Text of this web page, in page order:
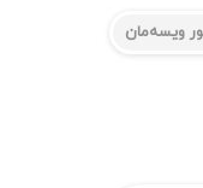
ویسه‌مان